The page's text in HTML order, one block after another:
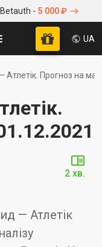
- 5 000 ₽
UA
Прогноз на
— Атлетік
2 хв.